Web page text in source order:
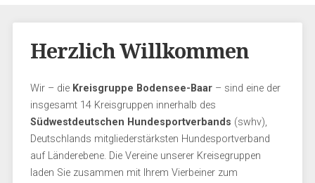
Herzlich Willkommen
Wir – die Kreisgruppe Bodensee-Baar– sind eine der
insgesamt 14 Kreisgruppen innerhalb des
Südwestdeutschen Hundesportverbands (swhv),
Deutschlands mitgliederstärksten Hundesportverband
auf Länderebene. Die Vereine unserer Kreisegruppen
laden Sie zusammen mit Ihrem Vierbeiner zum